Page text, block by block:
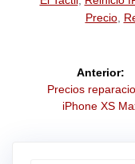
Precio,
Anterior:
Precios
iPhone XS